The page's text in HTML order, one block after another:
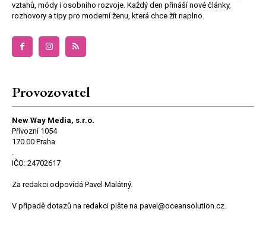
vztahů, módy i osobního rozvoje. Každý den přináší nové články,
rozhovory a tipy pro moderní ženu, která chce žít naplno.
Provozovatel
New Way Media, s.r.o.
Přívozní 1054
170 00 Praha
.
IČO: 24702617
Za redakci odpovídá Pavel Malátný.
V případě dotazů na redakci pište na pavel@oceansolution.cz.